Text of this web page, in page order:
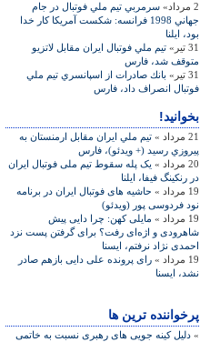
2 مرداد»
سرمربي تيم ملي فوتبال در جام
جهاني 1998 فرانسه: شكست آمريكا كار خدا
بود، ایلنا
31 تیر»
تيم ملي فوتبال ايران مقابل لاتزيو
متوقف شد، فارس
31 تیر»
بانك صادرات از اسپانسري تيم ملي
فوتبال انصراف داد، فارس
بخوانید!
21 مرداد »
تيم ملي ايران مقابل ارمنستان به
پيروزي رسيد (+ ویدئو)، فارس
20 مرداد »
يک پله سقوط تيم ملی فوتبال ايران
در رنکينگ فيفا، ايلنا
19 مرداد »
حاشیه های فوتبال ایران در برنامه
نود فردوسی پور (ویدئو)
19 مرداد »
مايلی کهن: چرا دايی پيش
شاهرودی و اژه‌ای رفت؟ برای گرفتن پست نزد
احمدی نژاد نرفتم، ايسنا
19 مرداد »
رای پرونده علی دايی بازهم صادر
نشد، ايسنا
پرخواننده ترین ها
» دلیل کینه جویی های رهبری نسبت به خاتمی